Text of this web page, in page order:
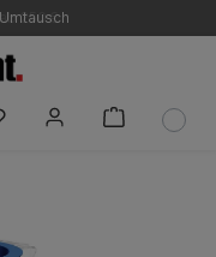
250 €